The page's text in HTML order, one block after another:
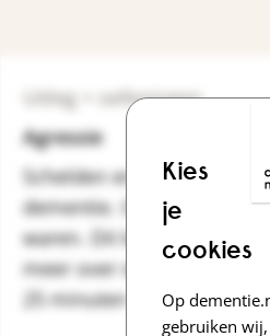
Kies
je
cookies
Op
gebruiken wij,
Agressie
Uitleg + oefeningen
Schelden en slaan
dementie. Ook bij
waren. Dit kan heel
meer over dit gedrag en
25 minuten